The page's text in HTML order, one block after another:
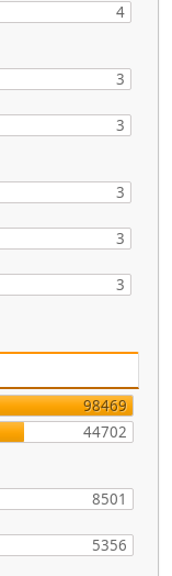
4
3
3
3
3
3
98469
44702
8501
5356